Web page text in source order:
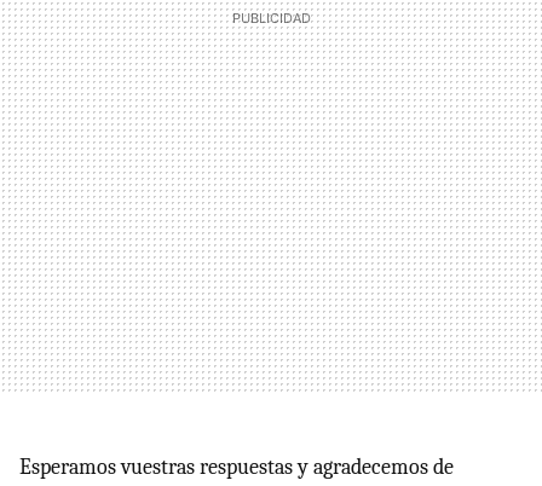
Esperamos vuestras respuestas y agradecemos de